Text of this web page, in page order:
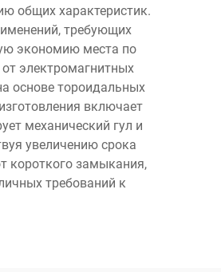
общих характеристик.
требующих
экономию места по
электромагнитных
основе тороидальных
включает
механический гул и
увеличению срока
короткого замыкания,
требований к